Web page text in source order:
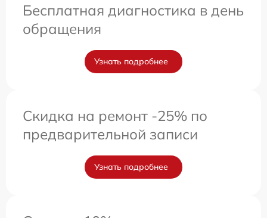
Бесплатная диагностика в день
обращения
Узнать подробнее
Скидка на ремонт -25% по
предварительной записи
Узнать подробнее